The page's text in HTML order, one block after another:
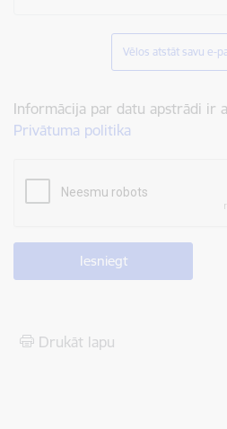
Vēlos atstāt savu e-
Informācija par datu apstrādi ir
Privātuma politika
Drukāt lapu